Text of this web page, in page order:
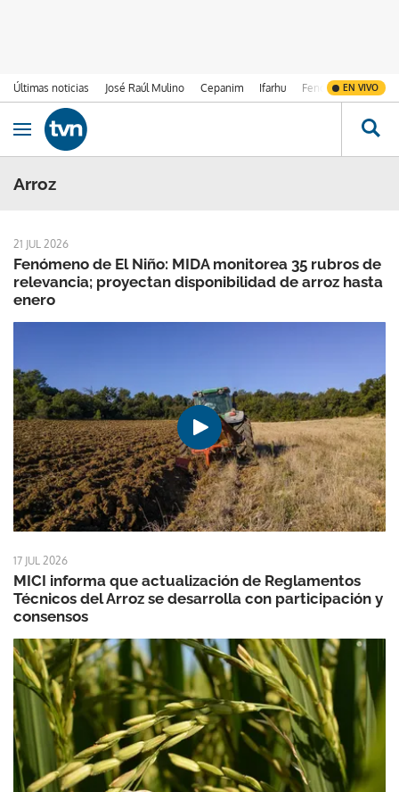
Últimas noticias José Raúl Mulino Cepanim Ifarhu Fenómeno de El
EN VIVO
Ir al contenido
Obrir navegació
Arroz
21 JUL 2026
Fenómeno de El Niño: MIDA monitorea 35 rubros de
relevancia; proyectan disponibilidad de arroz hasta
enero
17 JUL 2026
MICI informa que actualización de Reglamentos
Técnicos del Arroz se desarrolla con participación y
consensos